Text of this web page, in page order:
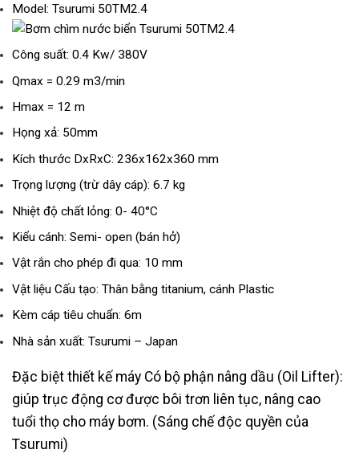
Model: Tsurumi 50TM2.4
Công suất: 0.4 Kw/ 380V
Qmax = 0.29 m3/min
Hmax = 12 m
Họng xả: 50mm
Kích thước DxRxC: 236x162x360 mm
Trọng lượng (trừ dây cáp): 6.7 kg
Nhiệt độ chất lỏng: 0- 40°C
Kiểu cánh: Semi- open (bán hở)
Vật rắn cho phép đi qua: 10 mm
Vật liệu Cấu tạo: Thân bằng titanium, cánh Plastic
Kèm cáp tiêu chuẩn: 6m
Nhà sản xuất: Tsurumi – Japan
Đặc biệt thiết kế máy Có bộ phận nâng dầu (Oil Lifter):
giúp trục động cơ được bôi trơn liên tục, nâng cao
tuổi thọ cho máy bơm. (Sáng chế độc quyền của
Tsurumi)